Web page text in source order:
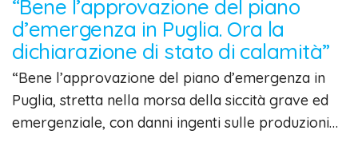
“Bene l’approvazione del piano
d’emergenza in Puglia. Ora la
dichiarazione di stato di calamità”
“Bene l’approvazione del piano d’emergenza in
Puglia, stretta nella morsa della siccità grave ed
emergenziale, con danni ingenti sulle produzioni…